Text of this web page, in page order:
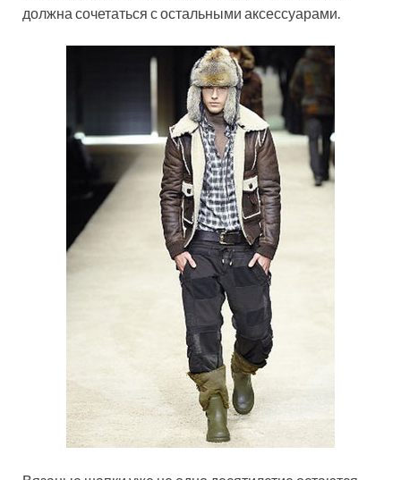
должна сочетаться с остальными аксессуарами.